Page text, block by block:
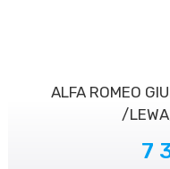
ALFA ROMEO
/
7